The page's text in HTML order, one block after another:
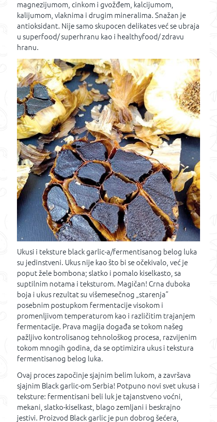
magnezijumom, cinkom i gvožđem, kalcijumom,
kalijumom, vlaknima i drugim mineralima. Snažan je
antioksidant. Nije samo skupocen delikates već se ubraja
u superfood/ superhranu kao i healthyfood/ zdravu
hranu.
Ukusi i teksture black garlic-a/fermentisanog belog luka
su jedinstveni. Ukus nije kao što bi se očekivalo, već je
poput žele bombona; slatko i pomalo kiselkasto, sa
suptilnim notama i teksturom. Magičan! Crna duboka
boja i ukus rezultat su višemesečnog „starenja”
posebnim postupkom fermentacije visokom i
promenljivom temperaturom kao i različitim trajanjem
fermentacije. Prava magija događa se tokom našeg
pažljivo kontrolisanog tehnološkog procesa, razvijenim
tokom mnogih godina, da se optimizira ukus i tekstura
fermentisanog belog luka.
Ovaj proces započinje sjajnim belim lukom, a završava
sjajnim Black garlic-om Serbia! Potpuno novi svet ukusa i
teksture: fermentisani beli luk je tajanstveno voćni,
mekani, slatko-kiselkast, blago zemljani i beskrajno
jestivi. Proizvod Black garlic je pun dobrog šećera,